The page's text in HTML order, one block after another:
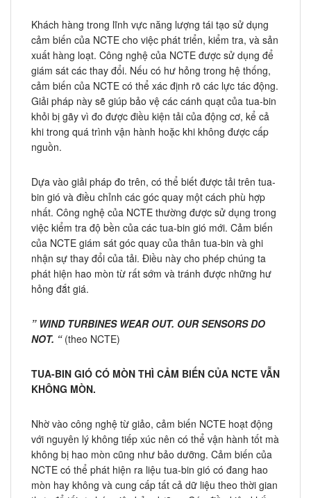
Khách hàng trong lĩnh vực năng lượng tái tạo sử dụng
cảm biến của NCTE cho việc phát triển, kiểm tra, và sản
xuất hàng loạt. Công nghệ của NCTE được sử dụng để
giám sát các thay đổi. Nếu có hư hỏng trong hệ thống,
cảm biến của NCTE có thể xác định rõ các lực tác động.
Giải pháp này sẽ giúp bảo vệ các cánh quạt của tua-bin
khỏi bị gãy vì đo được điều kiện tải của động cơ, kể cả
khi trong quá trình vận hành hoặc khi không được cấp
nguồn.
Dựa vào giải pháp đo trên, có thể biết được tải trên tua-
bin gió và điều chỉnh các góc quay một cách phù hợp
nhất. Công nghệ của NCTE thường được sử dụng trong
việc kiểm tra độ bền của các tua-bin gió mới. Cảm biến
của NCTE giám sát góc quay của thân tua-bin và ghi
nhận sự thay đổi của tải. Điều này cho phép chúng ta
phát hiện hao mòn từ rất sớm và tránh được những hư
hỏng đắt giá.
” WIND TURBINES WEAR OUT. OUR SENSORS DO
NOT. “(theo NCTE)
TUA-BIN GIÓ CÓ MÒN THÌ CẢM BIẾN CỦA NCTE VẪN
KHÔNG MÒN.
Nhờ vào công nghệ từ giảo, cảm biến NCTE hoạt động
với nguyên lý không tiếp xúc nên có thể vận hành tốt mà
không bị hao mòn cũng như bảo dưỡng. Cảm biến của
NCTE có thể phát hiện ra liệu tua-bin gió có đang hao
mòn hay không và cung cấp tất cả dữ liệu theo thời gian